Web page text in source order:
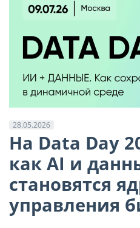
28.05.2026
На Data Day
как AI и
становятся
управления